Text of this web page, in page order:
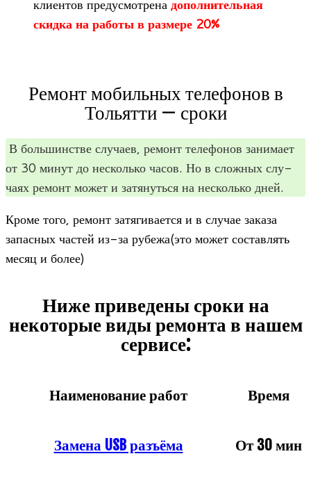
кли­ен­тов преду­смот­ренадопол­ни­тель­ная
скидка на работы в раз­мере 20%
Ремонт мобильных телефонов в
Тольятти — сроки
В боль­шин­стве слу­чаев, ремонт теле­фо­нов зани­мает
от 30 минут до несколько часов. Но в слож­ных слу­
чаях ремонт может и затя­нуться на несколько дней.
Кроме того, ремонт затя­ги­ва­ется и в слу­чае заказа
запас­ных частей из-за рубежа(это может состав­лять
месяц и более)
Ниже приведены сроки на
некоторые виды ремонта в нашем
сервисе:
Наименование работ Время
Замена USB разъёма От 30 мин